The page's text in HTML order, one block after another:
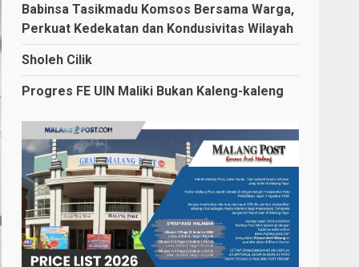
Babinsa Tasikmadu Komsos Bersama Warga,
Perkuat Kedekatan dan Kondusivitas Wilayah
Sholeh Cilik
Progres FE UIN Maliki Bukan Kaleng-kaleng